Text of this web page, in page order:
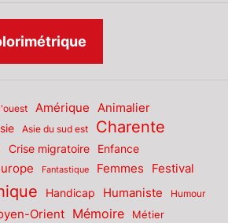
Amérique Animalier
Asie du sud est Charente
Crise migratoire Enfance
Fantastique Femmes Festival
Handicap Humaniste Humour
Orient Mémoire Métier